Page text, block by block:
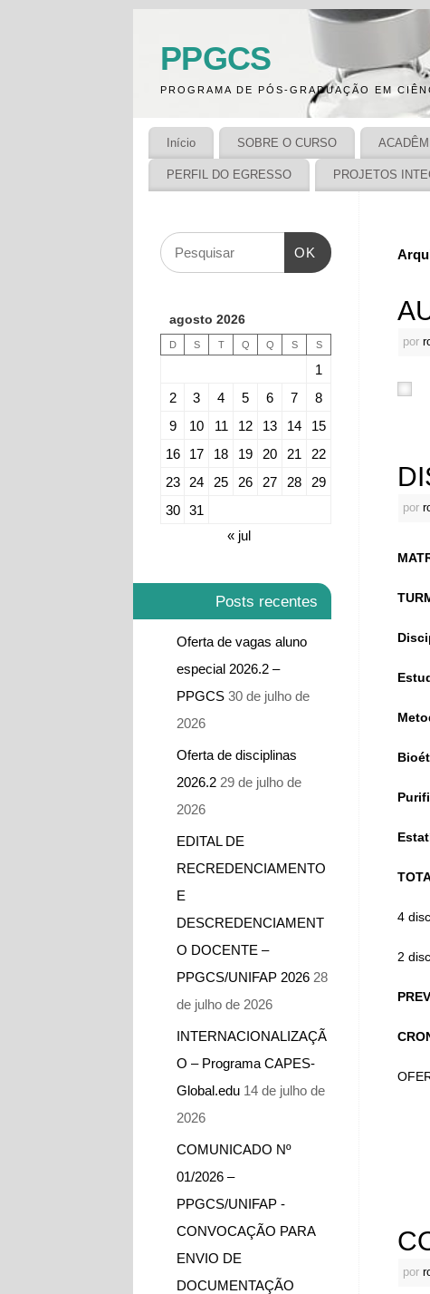
PPGCS
PROGRAMA DE PÓS-GRADUAÇÃO EM
Início SOBRE O CURSO
PERFIL DO EGRESSO PROJETOS
por
por
4
2
por
OK
agosto 2026
D S T Q Q S S
1
2
3 4 5 6 7
8
9
10 11 12 13 14
15
16
17 18 19 20 21
22
23
24 25 26 27 28
29
30
31
« jul
Posts recentes
Oferta de vagas aluno
especial 2026.2 –
PPGCS 30 de julho de
2026
Oferta de disciplinas
2026.2 29 de julho de
2026
EDITAL DE
RECREDENCIAMENTO
E
DESCREDENCIAMENT
O DOCENTE –
PPGCS/UNIFAP 2026 28
de julho de 2026
INTERNACIONALIZAÇÃ
O – Programa CAPES-
Global.edu 14 de julho de
2026
COMUNICADO Nº
01/2026 –
PPGCS/UNIFAP -​
CONVOCAÇÃO PARA
ENVIO DE
DOCUMENTAÇÃO